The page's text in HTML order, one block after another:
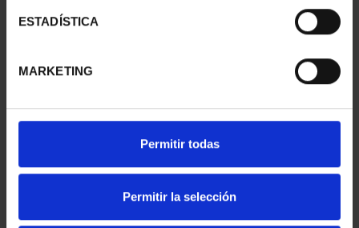
ESTADÍSTICA
MARKETING
Permitir todas
Permitir la selección
SUSCRIPCIÓN
949,00 €
Sólo para usuarios
registrados
SUSCRIPCIÓN
949,00 €
Sólo para usuarios
registrados